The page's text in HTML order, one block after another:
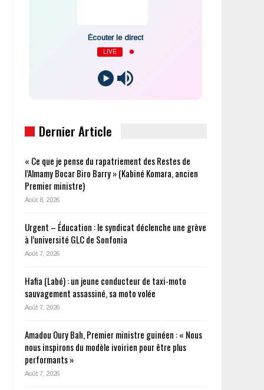
Écouter le direct
LIVE
Dernier Article
« Ce que je pense du rapatriement des Restes de
l’Almamy Bocar Biro Barry » (Kabiné Komara, ancien
Premier ministre)
Août 8, 2026
Urgent – Éducation : le syndicat déclenche une grève
à l’université GLC de Sonfonia
Août 7, 2026
Hafia (Labé) : un jeune conducteur de taxi-moto
sauvagement assassiné, sa moto volée
Août 7, 2026
Amadou Oury Bah, Premier ministre guinéen : « Nous
nous inspirons du modèle ivoirien pour être plus
performants »
Août 7, 2026